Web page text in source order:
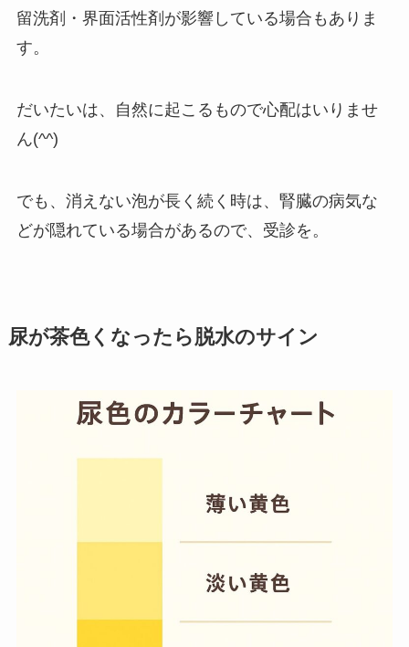
留洗剤・界面活性剤が影響している場合もありま
す。
だいたいは、自然に起こるもので心配はいりませ
ん(^^)
でも、消えない泡が長く続く時は、腎臓の病気な
どが隠れている場合があるので、受診を。
尿が茶色くなったら脱水のサイン